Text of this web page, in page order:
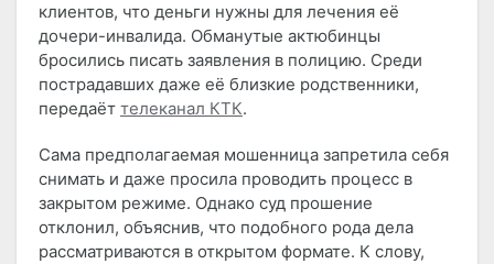
клиентов, что деньги нужны для лечения её
дочери-инвалида. Обманутые актюбинцы
бросились писать заявления в полицию. Среди
пострадавших даже её близкие родственники,
передаёт телеканал КТК.
Сама предполагаемая мошенница запретила себя
снимать и даже просила проводить процесс в
закрытом режиме. Однако суд прошение
отклонил, объяснив, что подобного рода дела
рассматриваются в открытом формате. К слову,